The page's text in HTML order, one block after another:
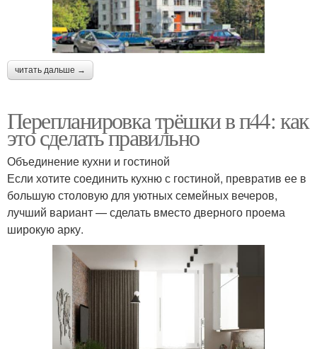
читать дальше →
Перепланировка трёшки в п44: как
это сделать правильно
Объединение кухни и гостиной
Если хотите соединить кухню с гостиной, превратив ее в
большую столовую для уютных семейных вечеров,
лучший вариант — сделать вместо дверного проема
широкую арку.